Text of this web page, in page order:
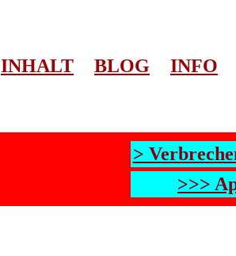
INHALT BLOG INFO
>
>>>